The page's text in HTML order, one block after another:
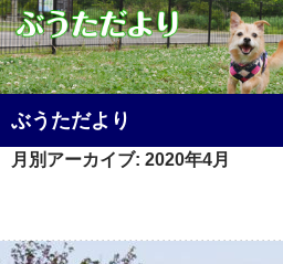
ぶうただより
索
ン
へ
月別アーカイブ: 2020年4月